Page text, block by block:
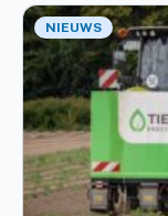
NIEUWS